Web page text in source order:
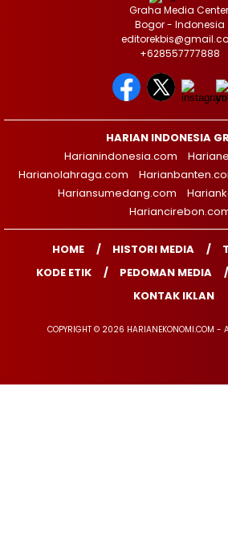
Graha Media
Bogor - Indonesia
+628557777888
HARIAN INDONESIA
Harianindonesia.com
Harianolahraga.com
Hariansumedang.com
HOME HISTORI MEDIA
KODE ETIK
PEDOMAN MEDIA
KONTAK IKLAN
COPYRIGHT © 2026 HARIANEKONOMI.COM -